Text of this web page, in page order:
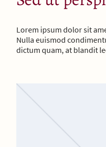
Lorem ipsum dolor sit
Nulla euismod
dictum quam, at blandit